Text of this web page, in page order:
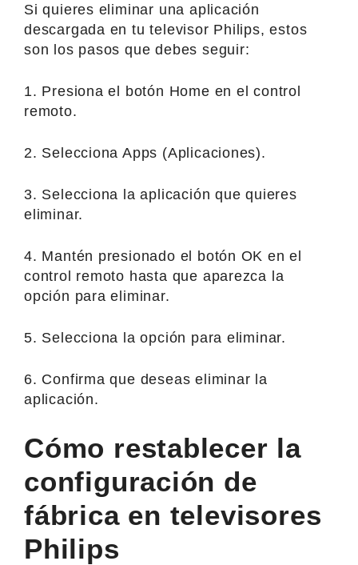
Si quieres eliminar una aplicación
descargada en tu televisor Philips, estos
son los pasos que debes seguir:
1. Presiona el botón Home en el control
remoto.
2. Selecciona Apps (Aplicaciones).
3. Selecciona la aplicación que quieres
eliminar.
4. Mantén presionado el botón OK en el
control remoto hasta que aparezca la
opción para eliminar.
5. Selecciona la opción para eliminar.
6. Confirma que deseas eliminar la
aplicación.
Cómo restablecer la
configuración de
fábrica en televisores
Philips